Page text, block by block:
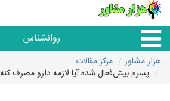
روانشناس
همه مراکز
هزار مشاور
مرکز مقالات
پسرم بیش‌فعال شده آیا لازمه دارو مصرف